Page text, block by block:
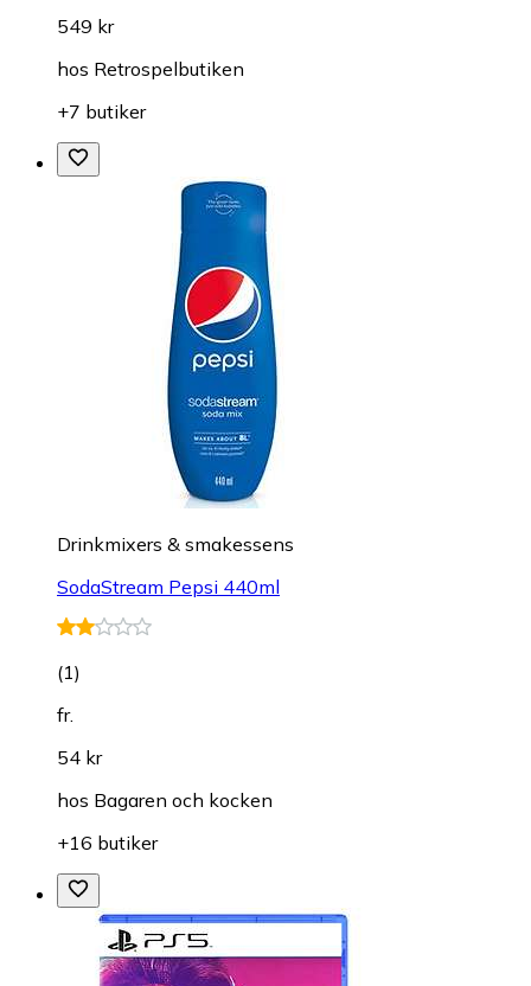
549 kr
hos Retrospelbutiken
+7 butiker
Drinkmixers & smakessens
SodaStream Pepsi 440ml
(1)
fr.
54 kr
hos Bagaren och kocken
+16 butiker